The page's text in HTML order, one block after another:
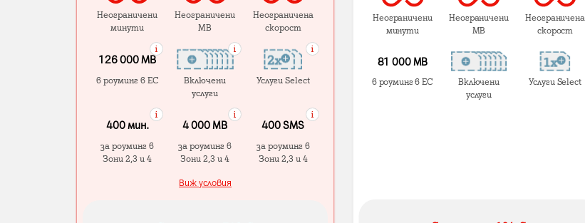
Неограничени
минути
Неограничени
MB
Неограничена
скорост
126 000 MB
в роуминг в ЕС
Включени
услуги
Услуги Select
400 мин.
за роуминг в
Зони 2,3 и 4
4 000 МB
за роуминг в
Зони 2,3 и 4
400 SMS
за роуминг в
Зони 2,3 и 4
Виж условия
Неограничени
минути
Неограничени
MB
Неограничена
скорост
81 000 МВ
в роуминг в ЕС
Включени
услуги
Услуги Select